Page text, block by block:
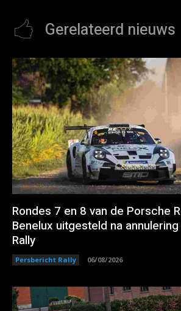
Gerelateerd nieuws
Rondes 7 en 8 van de Porsche
Benelux uitgesteld na
Rally
Persbericht Rally 06/08/2026